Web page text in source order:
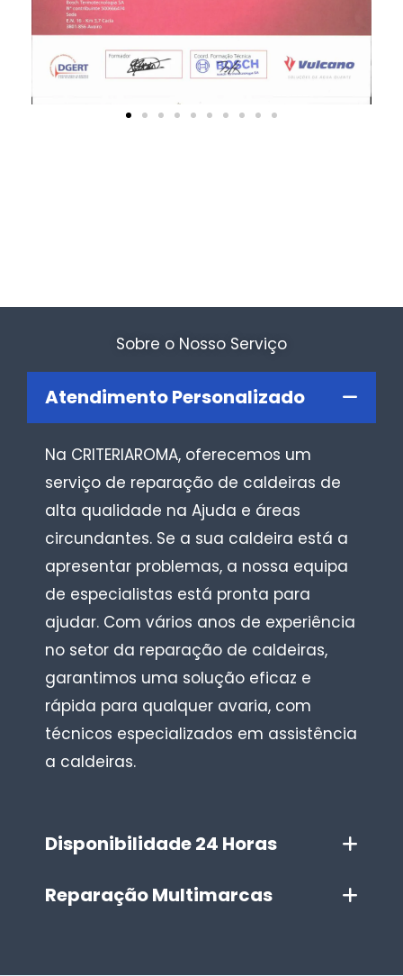
Sobre o Nosso Serviço
Atendimento Personalizado
Na CRITERIAROMA, oferecemos um
serviço de reparação de caldeiras de
alta qualidade na Ajuda e áreas
circundantes. Se a sua caldeira está a
apresentar problemas, a nossa equipa
de especialistas está pronta para
ajudar. Com vários anos de experiência
no setor da reparação de caldeiras,
garantimos uma solução eficaz e
rápida para qualquer avaria, com
técnicos especializados em assistência
a caldeiras.
Disponibilidade 24 Horas
Reparação Multimarcas